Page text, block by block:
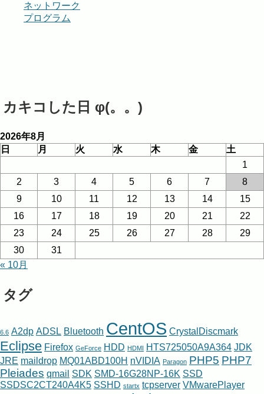
ネットワーク
プログラム
カキコした日 φ(。。)
2026年8月
日
月 火 水 木 金
土
1
2
3 4 5 6 7
8
9
10 11 12 13 14
15
16
17 18 19 20 21
22
23
24 25 26 27 28
29
30
31
« 10月
タグ
6.6 A2dp ADSL Bluetooth CentOS CrystalDiscmark
Eclipse Firefox GeForce HDD HDMI HTS725050A9A364 JDK
JRE maildrop MQ01ABD100H nVIDIA Paragon PHP5 PHP7
Pleiades qmail SDK SMD-16G28NP-16K SSD
SSDSC2CT240A4K5 SSHD startx tcpserver VMwarePlayer